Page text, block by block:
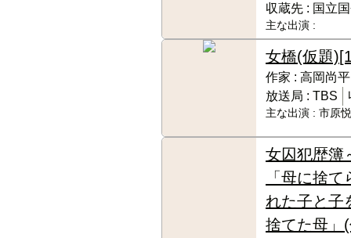
収蔵先 : 国立
主な出演 :
女橋(仮題)
作家 : 高岡尚平
放送局 : TBS
主な出演 : 市原
女囚犯歴簿
「母に捨て
れた子と子
捨てた母」